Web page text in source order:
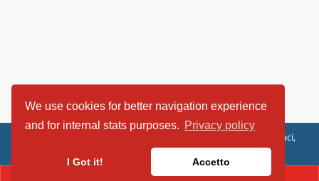
We use cookies for better navigation experience
and for internal stats purposes. Privacy policy
I Got it! Accetto
ViaggiArt - © 2013-2026 Altrama Italia SRL | Piazza Caduti di Capaci,
6/C - 87100 Cosenza, Italia - P.IVA 03321690780